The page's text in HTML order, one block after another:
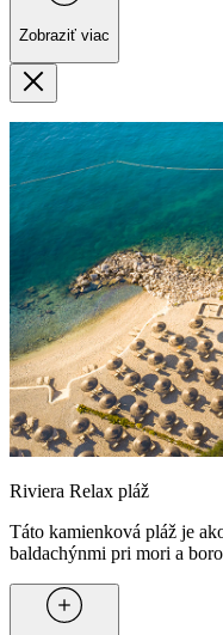
Zobraziť viac
Riviera Relax pláž
Táto kamienková pláž je
baldachýnmi pri mori a